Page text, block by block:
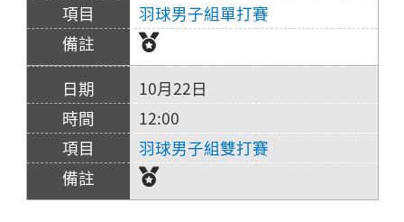
羽球男子組單打賽
10月22日
12:00
羽球男子組雙打賽